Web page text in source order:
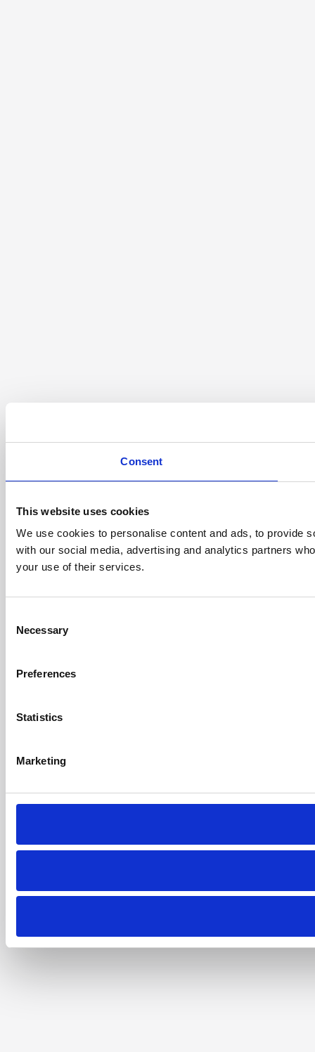
Consent
This website uses cookies
We use cookies to personalise content and ads, to provide
with our social media, advertising and analytics partners
your use of their services.
Selection
Necessary
Preferences
Statistics
Marketing